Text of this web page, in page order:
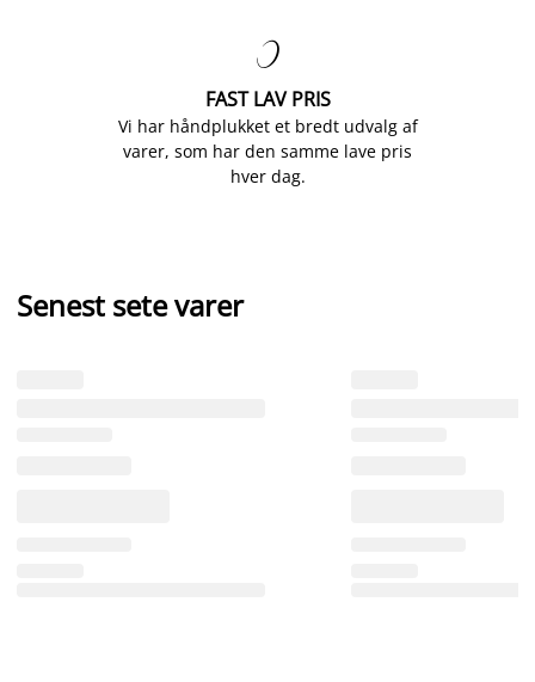

FAST LAV PRIS
Vi har håndplukket et bredt udvalg af
varer, som har den samme lave pris
hver dag.
Senest sete varer